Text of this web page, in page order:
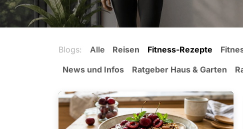
Blogs: Alle Reisen Fitness-Rezepte
News und Infos
Ratgeber Haus & Garten